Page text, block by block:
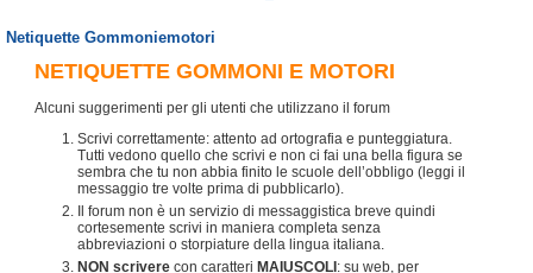
Netiquette Gommoniemotori
NETIQUETTE GOMMONI E MOTORI
Alcuni suggerimenti per gli utenti che utilizzano il forum
Scrivi correttamente: attento ad ortografia e punteggiatura.
Tutti vedono quello che scrivi e non ci fai una bella figura se
sembra che tu non abbia finito le scuole dell’obbligo (leggi il
messaggio tre volte prima di pubblicarlo).
Il forum non è un servizio di messaggistica breve quindi
cortesemente scrivi in maniera completa senza
abbreviazioni o storpiature della lingua italiana.
NON scrivere con caratteri MAIUSCOLI : su web, per